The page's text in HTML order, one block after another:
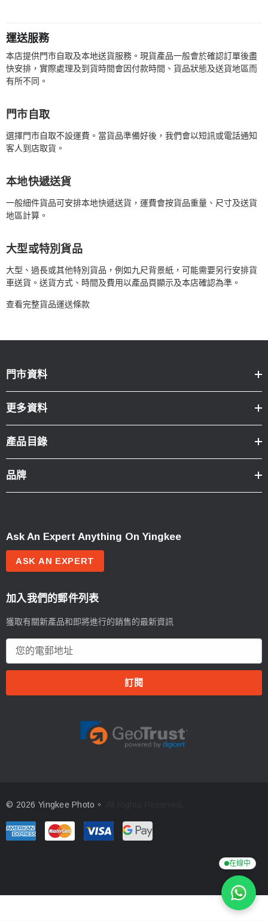
運送服務
本店提供門市自取及本地送貨服務。現貨產品一般會於確認訂單後盡
快安排，實際處理及到貨時間會因付款時間、貨品狀態及送貨地區而
有所不同。
門市自取
選擇門市自取不設運費。當貨品準備好後，我們會以短訊或電話通知
客人到店取貨。
本地快遞送貨
一般細件貨品可安排本地快遞送貨，運費會按貨品重量、尺寸及送貨
地區計算。
大型或特別貨品
大型、過長或其他特別貨品，例如九尺背景紙，可能需要另行安排貨
車送貨。送貨方式、時間及費用以產品頁顯示及本店確認為準。
查看完整貨品運送條款
門市資料
更多資料
產品目錄
品牌
Ask An Expert Anything On Yingkee
ASK AN EXPERT
加入我們的郵件列表
獲取有關新產品和即將進行的銷售的最新資訊
郵
© 2026 Yingkee Photo。
在線中